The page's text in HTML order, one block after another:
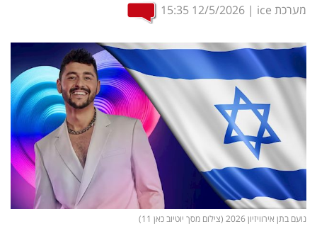
ומחקרים
דעות
רכילות
עסקית
קריפטו
ויראלי
מערכת ice |
12/5/2026
15:35
נועם בתן אירוויזיון 2026 (צילום מסך יוטיוב כאן 11)